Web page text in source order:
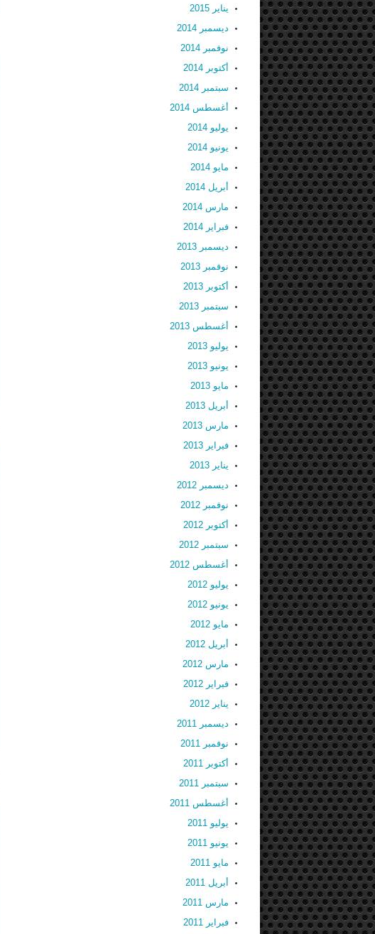
يناير 2015
ديسمبر 2014
نوفمبر 2014
أكتوبر 2014
سبتمبر 2014
أغسطس 2014
يوليو 2014
يونيو 2014
مايو 2014
أبريل 2014
مارس 2014
فبراير 2014
ديسمبر 2013
نوفمبر 2013
أكتوبر 2013
سبتمبر 2013
أغسطس 2013
يوليو 2013
يونيو 2013
مايو 2013
أبريل 2013
مارس 2013
فبراير 2013
يناير 2013
ديسمبر 2012
نوفمبر 2012
أكتوبر 2012
سبتمبر 2012
أغسطس 2012
يوليو 2012
يونيو 2012
مايو 2012
أبريل 2012
مارس 2012
فبراير 2012
يناير 2012
ديسمبر 2011
نوفمبر 2011
أكتوبر 2011
سبتمبر 2011
أغسطس 2011
يوليو 2011
يونيو 2011
مايو 2011
أبريل 2011
مارس 2011
فبراير 2011